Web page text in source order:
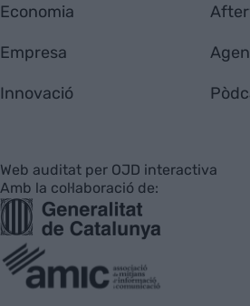
Economia
Empresa
Innovació
Web auditat per OJD interactiva
Amb la col·laboració de: